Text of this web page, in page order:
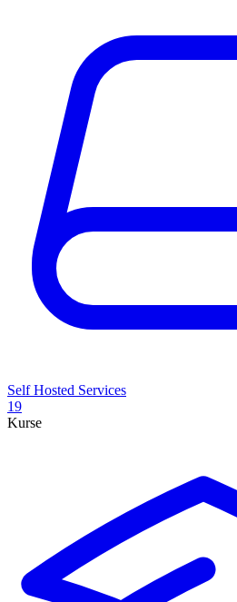
Self Hosted Services
19
Kurse